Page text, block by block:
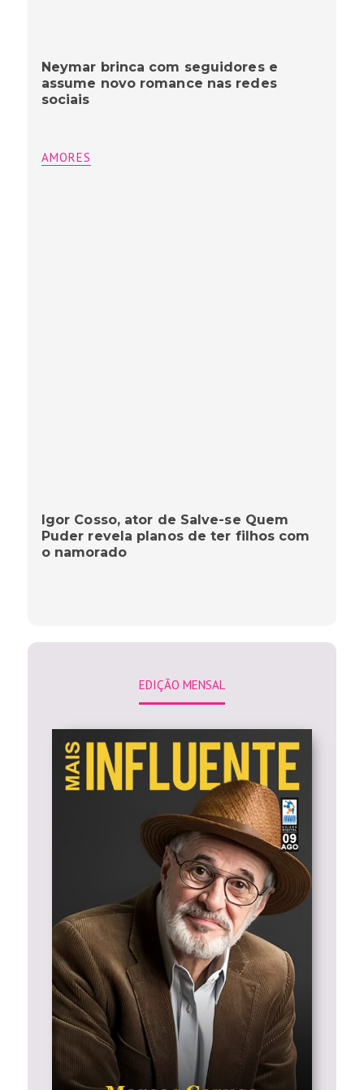
Neymar brinca com seguidores e
assume novo romance nas redes
sociais
AMORES
Igor Cosso, ator de Salve-se Quem
Puder revela planos de ter filhos com
o namorado
EDIÇÃO MENSAL